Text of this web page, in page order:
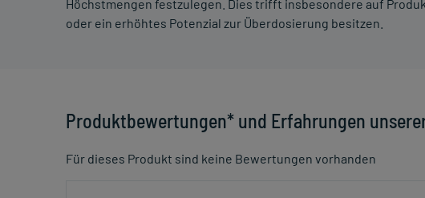
Höchstmengen festzulegen. Dies trifft insbesondere auf
oder ein erhöhtes Potenzial zur Überdosierung besitzen.
Produktbewertungen* und Erfahrungen
Für dieses Produkt sind keine Bewertungen vorhanden